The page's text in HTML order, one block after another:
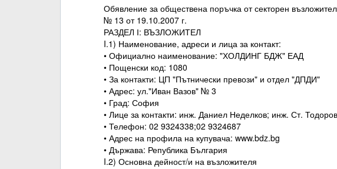
Обявление за обществена поръчка от секторен възложител
№ 13 от 19.10.2007 г.
РАЗДЕЛ І: ВЪЗЛОЖИТЕЛ
I.1) Наименование, адреси и лица за контакт:
• Официално наименование: "ХОЛДИНГ БДЖ" ЕАД
• Пощенски код: 1080
• За контакти: ЦП "Пътнически превози" и отдел "ДПДИ"
• Адрес: ул."Иван Вазов" № 3
• Град: София
• Лице за контакти: инж. Даниел Неделков; инж. Ст.
• Телефон: 02 9324338;02 9324687
• Адрес на профила на купувача: www.bdz.bg
• Държава: Република България
I.2) Основна дейност/и на възложителя